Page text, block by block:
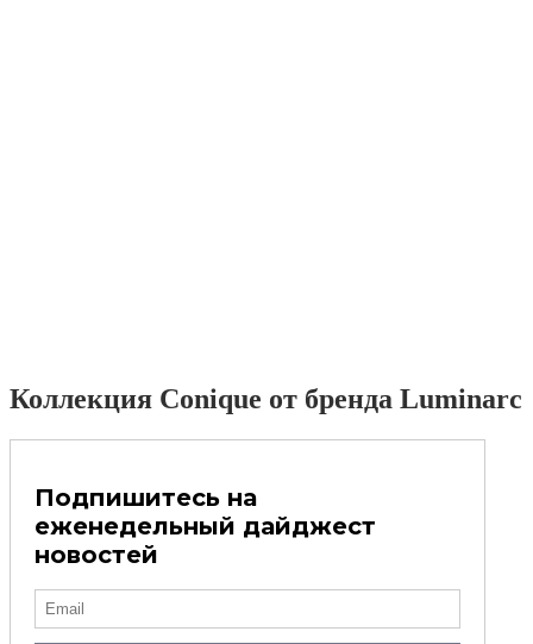
Коллекция Conique от бренда Luminarc
Подпишитесь на
еженедельный дайджест
новостей